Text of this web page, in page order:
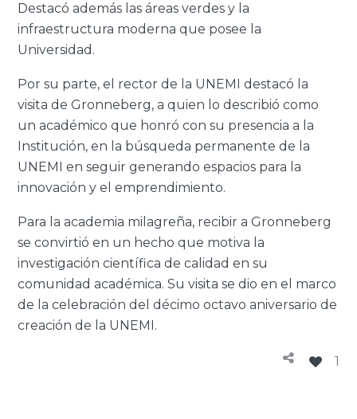
Destacó además las áreas verdes y la
infraestructura moderna que posee la
Universidad.
Por su parte, el rector de la UNEMI destacó la
visita de Gronneberg, a quien lo describió como
un académico que honró con su presencia a la
Institución, en la búsqueda permanente de la
UNEMI en seguir generando espacios para la
innovación y el emprendimiento.
Para la academia milagreña, recibir a Gronneberg
se convirtió en un hecho que motiva la
investigación científica de calidad en su
comunidad académica. Su visita se dio en el marco
de la celebración del décimo octavo aniversario de
creación de la UNEMI.
1